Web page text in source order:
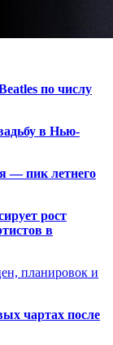
по числу
в Нью-
— пик летнего
рост
в
планировок и
чартах после